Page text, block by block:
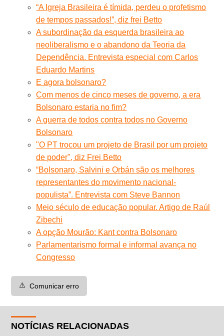
“A Igreja Brasileira é tímida, perdeu o profetismo
de tempos passados!”, diz frei Betto
A subordinação da esquerda brasileira ao
neoliberalismo e o abandono da Teoria da
Dependência. Entrevista especial com Carlos
Eduardo Martins
E agora bolsonaro?
Com menos de cinco meses de governo, a era
Bolsonaro estaria no fim?
A guerra de todos contra todos no Governo
Bolsonaro
"O PT trocou um projeto de Brasil por um projeto
de poder", diz Frei Betto
“Bolsonaro, Salvini e Orbán são os melhores
representantes do movimento nacional-
populista”. Entrevista com Steve Bannon
Meio século de educação popular. Artigo de Raúl
Zibechi
A opção Mourão: Kant contra Bolsonaro
Parlamentarismo formal e informal avança no
Congresso
⚠️ Comunicar erro
NOTÍCIAS RELACIONADAS